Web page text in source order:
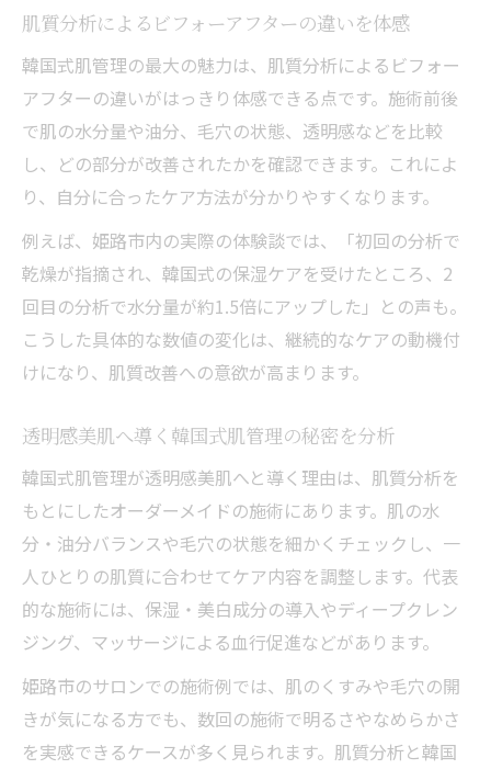
肌質分析によるビフォーアフターの違いを体感
韓国式肌管理の最大の魅力は、肌質分析によるビフォー
アフターの違いがはっきり体感できる点です。施術前後
で肌の水分量や油分、毛穴の状態、透明感などを比較
し、どの部分が改善されたかを確認できます。これによ
り、自分に合ったケア方法が分かりやすくなります。
例えば、姫路市内の実際の体験談では、「初回の分析で
乾燥が指摘され、韓国式の保湿ケアを受けたところ、2
回目の分析で水分量が約1.5倍にアップした」との声も。
こうした具体的な数値の変化は、継続的なケアの動機付
けになり、肌質改善への意欲が高まります。
透明感美肌へ導く韓国式肌管理の秘密を分析
韓国式肌管理が透明感美肌へと導く理由は、肌質分析を
もとにしたオーダーメイドの施術にあります。肌の水
分・油分バランスや毛穴の状態を細かくチェックし、一
人ひとりの肌質に合わせてケア内容を調整します。代表
的な施術には、保湿・美白成分の導入やディープクレン
ジング、マッサージによる血行促進などがあります。
姫路市のサロンでの施術例では、肌のくすみや毛穴の開
きが気になる方でも、数回の施術で明るさやなめらかさ
を実感できるケースが多く見られます。肌質分析と韓国